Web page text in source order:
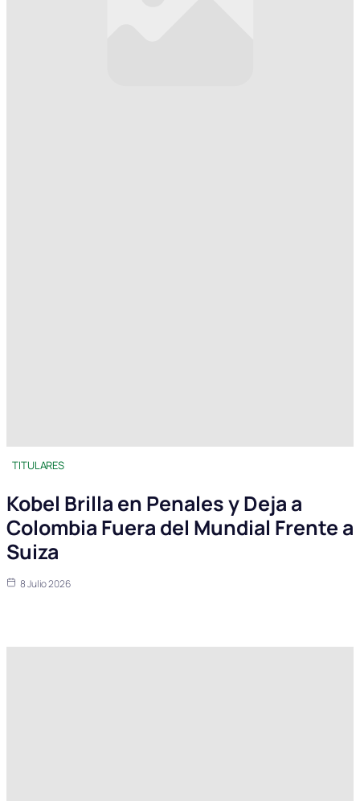
TITULARES
Kobel Brilla en Penales y Deja a
Colombia Fuera del Mundial Frente a
Suiza
8 Julio 2026